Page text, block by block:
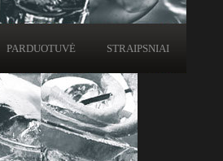
PARDUOTUVĖ STRAIPSNIAI